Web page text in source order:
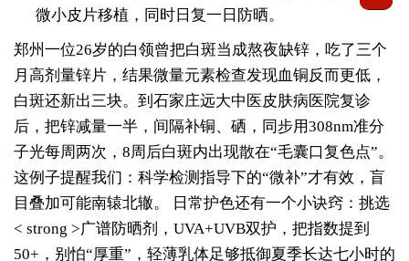
微小皮片移植，同时日复一日防晒。
郑州一位26岁的白领曾把白斑当成熬夜缺锌，吃了三个
月高剂量锌片，结果微量元素检查发现血铜反而更低，
白斑还新出三块。到石家庄远大中医皮肤病医院复诊
后，把锌减量一半，间隔补铜、硒，同步用308nm准分
子光每周两次，8周后白斑内出现散在“毛囊口复色点”。
这例子提醒我们：科学检测指导下的“微补”才有效，盲
目叠加可能南辕北辙。
日常护色还有一个小诀窍：挑选
< strong >广谱防晒剂 ，UVA+UVB双护，把指数提到
50+，别怕“厚重”，轻薄乳体足够抵御夏季长达七小时的